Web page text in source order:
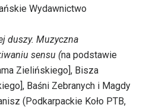
Wydawnictwo
duszy. Muzyczna
sensu (na podstawie
Zielińskiego], Bisza
Baśni Zebranych i Magdy
(Podkarpackie Koło PTB,